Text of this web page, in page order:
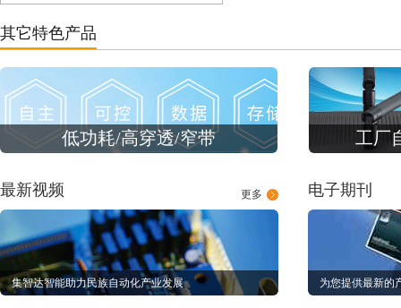
其它特色产品
低功耗/高穿透/窄带 工厂
更多
最新视频
集智达智能助力民族自动化产业发展
电子期刊
为您提供最新的